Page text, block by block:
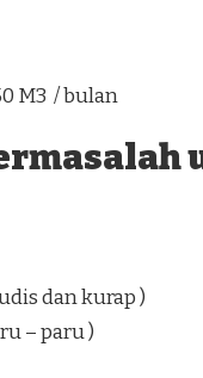
M3 / bulan
dan kurap )
– paru )